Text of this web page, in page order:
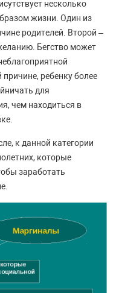
несколько
жизни. Один из
родителей. Второй –
Бегство может
ребенку более
для
чем находиться в
к данной категории
которые
заработать